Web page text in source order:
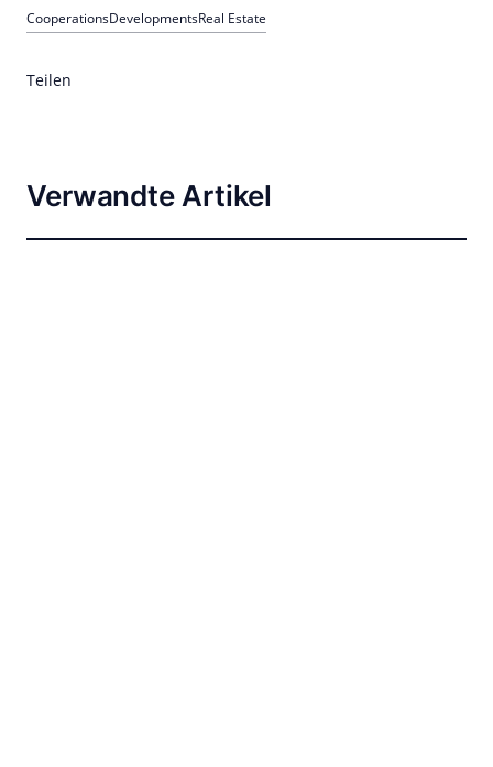
CooperationsDevelopmentsReal Estate
Teilen
Verwandte Artikel